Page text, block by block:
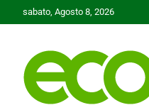
to
sabato, Agosto 8, 2026